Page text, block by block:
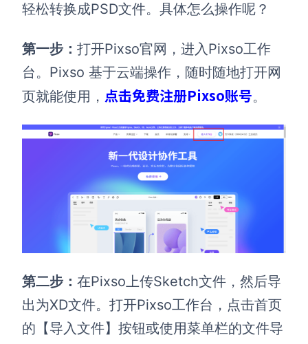
轻松转换成PSD文件。具体怎么操作呢？
第一步： 打开Pixso官网，进入Pixso工作
台。Pixso 基于云端操作，随时随地打开网
页就能使用， 点击免费注册Pixso账号。
第二步： 在Pixso上传Sketch文件，然后导
出为XD文件。打开Pixso工作台，点击首页
的【导入文件】按钮或使用菜单栏的文件导